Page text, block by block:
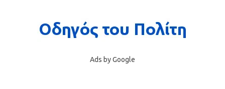
Ads by Google